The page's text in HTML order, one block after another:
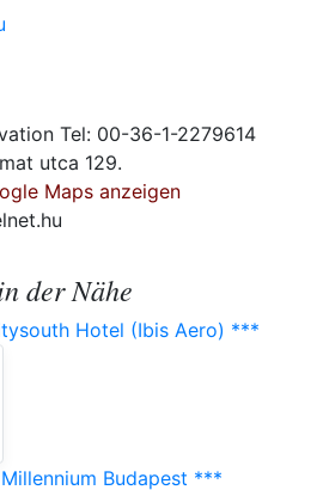
Tel: 00-36-1-2279614
utca 129.
Maps anzeigen
der Nähe
Hotel (Ibis Aero) ***
Budapest ***